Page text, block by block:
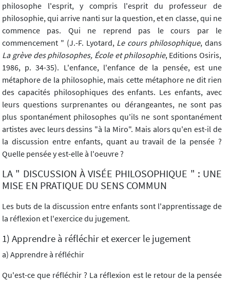
philosophe l'esprit, y compris l'esprit du professeur de
philosophie, qui arrive nanti sur la question, et en classe, qui ne
commence pas. Qui ne reprend pas le cours par le
commencement " (J.-F. Lyotard, Le cours philosophique, dans
La grève des philosophes, École et philosophie, Editions Osiris,
1986, p. 34-35). L'enfance, l'enfance de la pensée, est une
métaphore de la philosophie, mais cette métaphore ne dit rien
des capacités philosophiques des enfants. Les enfants, avec
leurs questions surprenantes ou dérangeantes, ne sont pas
plus spontanément philosophes qu'ils ne sont spontanément
artistes avec leurs dessins "à la Miro". Mais alors qu'en est-il de
la discussion entre enfants, quant au travail de la pensée ?
Quelle pensée y est-elle à l'oeuvre ?
LA " DISCUSSION À VISÉE PHILOSOPHIQUE " : UNE
MISE EN PRATIQUE DU SENS COMMUN
Les buts de la discussion entre enfants sont l'apprentissage de
la réflexion et l'exercice du jugement.
1) Apprendre à réfléchir et exercer le jugement
a) Apprendre à réfléchir
Qu'est-ce que réfléchir ? La réflexion est le retour de la pensée